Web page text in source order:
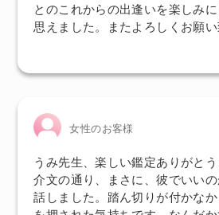
とのこれからの出逢いを楽しみ
思えました。またよろしくお願い
女性のお客様
うみ先生、楽しい鑑定ありがと
介文の通り、まさに、彼でいい
話しました。踏ん切りが付かな